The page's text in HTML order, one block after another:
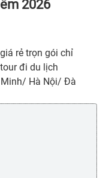
2026
rẻ trọn gói chỉ
đi du lịch
Minh/ Hà Nội/ Đà